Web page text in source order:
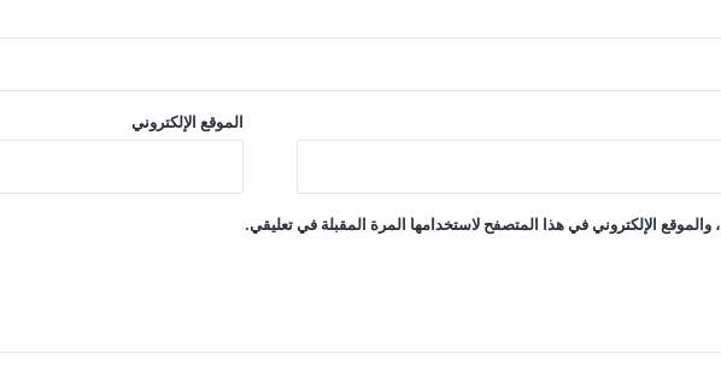
الموقع الإلكتروني
الإلكتروني في هذا المتصفح لاستخدامها المرة المقبلة في تعليقي.